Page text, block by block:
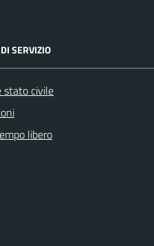
SERVIZIO
stato civile
libero